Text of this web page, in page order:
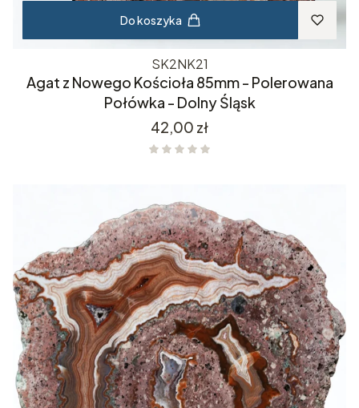
Do koszyka
SK2NK21
Agat z Nowego Kościoła 85mm - Polerowana
Połówka - Dolny Śląsk
Cena
42,00 zł